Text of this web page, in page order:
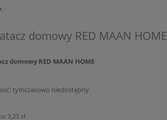
domowy RED MAAN HOME
domowy RED MAAN HOME
tymczasowo niedostępny
3,25 zł